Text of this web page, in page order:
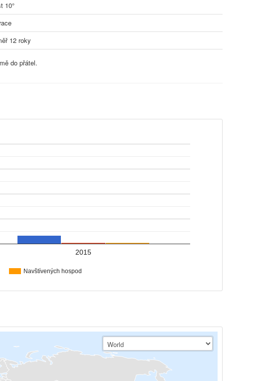
10°
12 roky
do přátel.
Navštívených hospod
2015